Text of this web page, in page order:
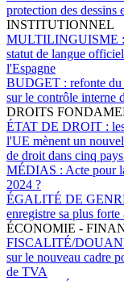
protection des dessins
INSTITUTIONNEL
MULTILINGUISME :
statut de langue
l'Espagne
BUDGET : refonte du
sur le contrôle interne
DROITS
ÉTAT DE DROIT :
l'UE mènent un
de droit dans cinq
MÉDIAS : Acte pour
2024 ?
ÉGALITÉ DE
enregistre sa plus
ÉCONOMIE -
FISCALITÉ/
sur le nouveau cadre
de TVA